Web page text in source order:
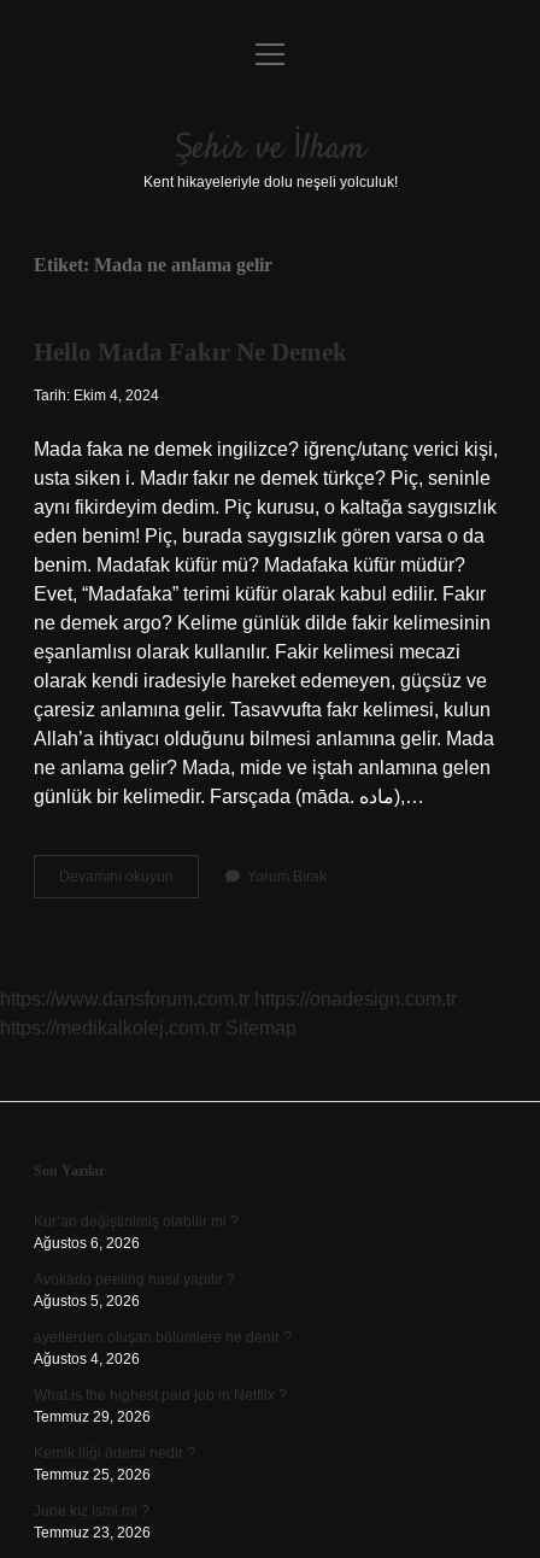
Anasayfa
Yasal Uyarı
menüyü
Şehir ve İlham
Kent hikayeleriyle dolu neşeli yolculuk!
Etiket: Mada ne anlama gelir
Hello Mada Fakır Ne Demek
Tarih: Ekim 4, 2024
Mada faka ne demek ingilizce? iğrenç/utanç verici kişi,
usta siken i. Madır fakır ne demek türkçe? Piç, seninle
aynı fikirdeyim dedim. Piç kurusu, o kaltağa saygısızlık
eden benim! Piç, burada saygısızlık gören varsa o da
benim. Madafak küfür mü? Madafaka küfür müdür?
Evet, “Madafaka” terimi küfür olarak kabul edilir. Fakır
ne demek argo? Kelime günlük dilde fakir kelimesinin
eşanlamlısı olarak kullanılır. Fakir kelimesi mecazi
olarak kendi iradesiyle hareket edemeyen, güçsüz ve
çaresiz anlamına gelir. Tasavvufta fakr kelimesi, kulun
Allah’a ihtiyacı olduğunu bilmesi anlamına gelir. Mada
ne anlama gelir? Mada, mide ve iştah anlamına gelen
günlük bir kelimedir. Farsçada (māda. ماده),…
Devamını okuyun
Mada
Yorum Bırak
https://www.dansforum.com.tr https://onadesign.com.tr
https://medikalkolej.com.tr Sitemap
Sidebar
Son Yazılar
Kur’an değiştirilmiş olabilir mi ?
Ağustos 6, 2026
Avokado peeling nasıl yapılır ?
Ağustos 5, 2026
ayetlerden oluşan bölümlere ne denir ?
Ağustos 4, 2026
What is the highest paid job in Netflix ?
Temmuz 29, 2026
Kemik iliği ödemi nedir ?
Temmuz 25, 2026
June kız ismi mi ?
Temmuz 23, 2026